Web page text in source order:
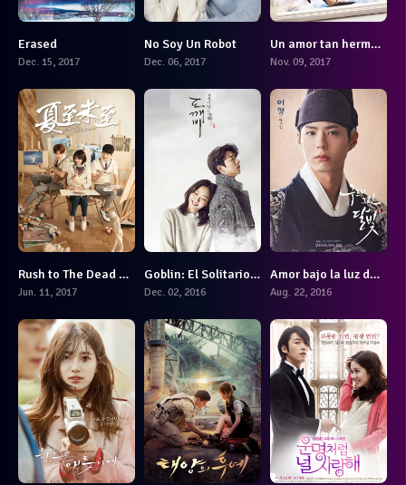
iluma-one-iluma-i-ve-iluma-i-prime-karsilastirmasi
Erased
Dec. 15, 2017
8.311
No Soy Un Robot
Dec. 06, 2017
7.7
Un amor tan hermoso
Nov. 09, 2017
3.6
Rush to The Dead Summer
Jun. 11, 2017
8.6Goblin: El Solitario ser Inmortal
Dec. 02, 2016
7
Amor bajo la luz de la luna
Aug. 22, 2016